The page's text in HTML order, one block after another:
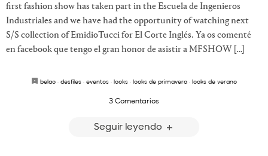
first fashion show has taken part in the Escuela de Ingenieros
Industriales and we have had the opportunity of watching next
S/S collection of EmidioTucci for El Corte Inglés. Ya os comenté
en facebook que tengo el gran honor de asistir a MFSHOW […]
belao · desfiles · eventos · looks · looks de primavera · looks de verano
3 Comentarios
Seguir leyendo